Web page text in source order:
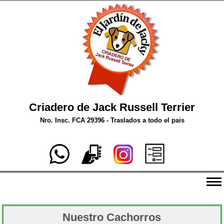
Criadero de Jack Russell Terrier
Nro. Insc. FCA 29396 - Traslados a todo el pais
Nuestro Criadero
Nuestro Cachorros